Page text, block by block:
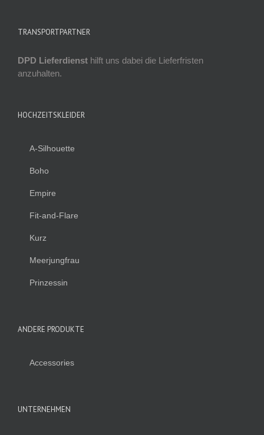
TRANSPORTPARTNER
DPD Lieferdienst hilft uns dabei die Lieferfristen
anzuhalten.
HOCHZEITSKLEIDER
A-Silhouette
Boho
Empire
Fit-and-Flare
Kurz
Meerjungfrau
Prinzessin
ANDERE PRODUKTE
Accessories
UNTERNEHMEN